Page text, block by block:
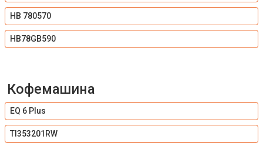
HB 780570
HB78GB590
Кофемашина
EQ 6 Plus
TI353201RW